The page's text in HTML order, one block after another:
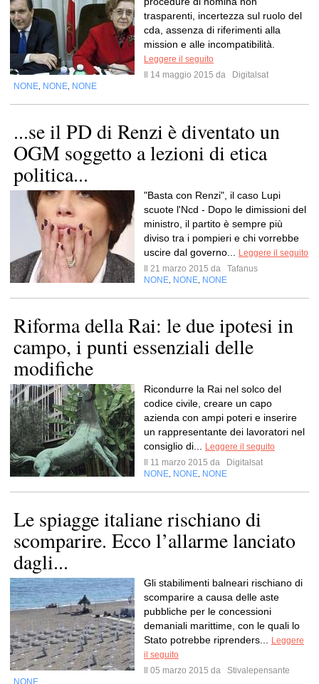
trasparenti, incertezza sul ruolo del
cda, assenza di riferimenti alla
mission e alle incompatibilità.
Leggere il seguito
Il 14 maggio 2015 da
Digitalsat
NONE NONE NONE
...se il PD di Renzi è diventato un
OGM soggetto a lezioni di etica
politica...
"Basta con Renzi", il caso Lupi
scuote l'Ncd - Dopo le dimissioni del
ministro, il partito è sempre più
diviso tra i pompieri e chi vorrebbe
uscire dal governo...
Leggere il seguito
Il 21 marzo 2015 da
Tafanus
NONE NONE NONE
Riforma della Rai: le due ipotesi in
campo, i punti essenziali delle
modifiche
Ricondurre la Rai nel solco del
codice civile, creare un capo
azienda con ampi poteri e inserire
un rappresentante dei lavoratori nel
consiglio di...
Leggere il seguito
Il 11 marzo 2015 da
Digitalsat
NONE NONE NONE
Le spiagge italiane rischiano di
scomparire. Ecco l’allarme lanciato
dagli...
Gli stabilimenti balneari rischiano di
scomparire a causa delle aste
pubbliche per le concessioni
demaniali marittime, con le quali lo
Stato potrebbe riprenders...
Leggere
il seguito
Il 05 marzo 2015 da
Stivalepensante
NONE